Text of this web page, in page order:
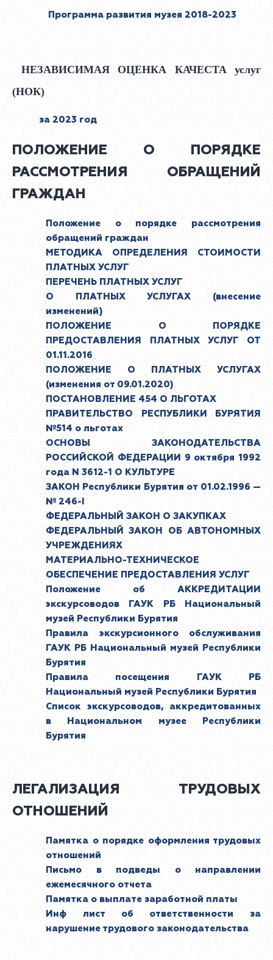
Программа развития музея 2018-2023
НЕЗАВИСИМАЯ ОЦЕНКА КАЧЕСТА услуг
(НОК)
за 2023 год
ПОЛОЖЕНИЕ О ПОРЯДКЕ
РАССМОТРЕНИЯ ОБРАЩЕНИЙ
ГРАЖДАН
Положение о порядке рассмотрения
обращений граждан
МЕТОДИКА ОПРЕДЕЛЕНИЯ СТОИМОСТИ
ПЛАТНЫХ УСЛУГ
ПЕРЕЧЕНЬ ПЛАТНЫХ УСЛУГ
О ПЛАТНЫХ УСЛУГАХ (внесение
изменений)
ПОЛОЖЕНИЕ О ПОРЯДКЕ
ПРЕДОСТАВЛЕНИЯ ПЛАТНЫХ УСЛУГ ОТ
01.11.2016
ПОЛОЖЕНИЕ О ПЛАТНЫХ УСЛУГАХ
(изменения от 09.01.2020)
ПОСТАНОВЛЕНИЕ 454 О ЛЬГОТАХ
ПРАВИТЕЛЬСТВО РЕСПУБЛИКИ БУРЯТИЯ
№514 о льготах
ОСНОВЫ ЗАКОНОДАТЕЛЬСТВА
РОССИЙСКОЙ ФЕДЕРАЦИИ 9 октября 1992
года N 3612-1 О КУЛЬТУРЕ
ЗАКОН Республики Бурятия от 01.02.1996 —
№ 246-I
ФЕДЕРАЛЬНЫЙ ЗАКОН О ЗАКУПКАХ
ФЕДЕРАЛЬНЫЙ ЗАКОН ОБ АВТОНОМНЫХ
УЧРЕЖДЕНИЯХ
МАТЕРИАЛЬНО-ТЕХНИЧЕСКОЕ
ОБЕСПЕЧЕНИЕ ПРЕДОСТАВЛЕНИЯ УСЛУГ
Положение об АККРЕДИТАЦИИ
экскурсоводов ГАУК РБ Национальный
музей Республики Бурятия
Правила экскурсионного обслуживания
ГАУК РБ Национальный музей Республики
Бурятия
Правила посещения ГАУК РБ
Национальный музей Республики Бурятия
Список экскурсоводов, аккредитованных
в Национальном музее Республики
Бурятия
ЛЕГАЛИЗАЦИЯ ТРУДОВЫХ
ОТНОШЕНИЙ
Памятка о порядке оформления трудовых
отношений
Письмо в подведы о направлении
ежемесячного отчета
Памятка о выплате заработной платы
Инф лист об ответственности за
нарушение трудового законодательства